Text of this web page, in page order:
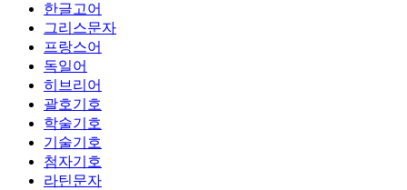
한글고어
그리스문자
프랑스어
독일어
히브리어
괄호기호
학술기호
기술기호
첨자기호
라틴문자